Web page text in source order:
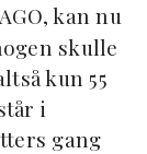
kan nu
skulle
kun 55
i
gang